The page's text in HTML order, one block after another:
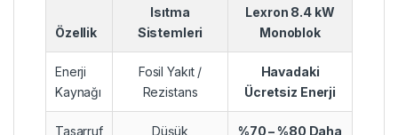
Özellik
Isıtma
Sistemleri
Lexron 8.4 kW
Monoblok
Enerji
Kaynağı
Fosil Yakıt /
Rezistans
Havadaki
Ücretsiz Enerji
Tasarruf
Düşük
%70 – %80 Daha